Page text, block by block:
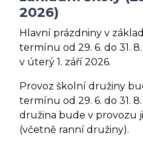
2026)
Hlavní prázdniny v
termínu od 29. 6. do 31.
v úterý 1. září 2026.
Provoz školní družiny
termínu od 29. 6. do 31.
družina bude v provozu
(včetně ranní družiny).